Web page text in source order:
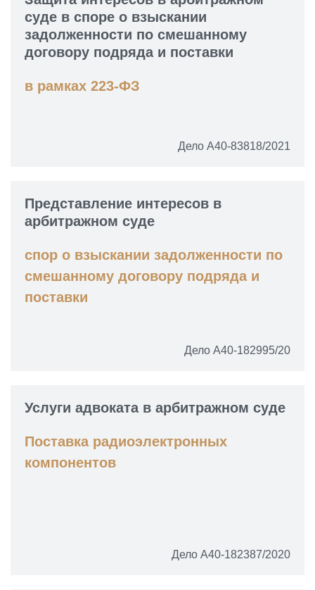
суде в споре о взыскании
задолженности по смешанному
договору подряда и поставки
в рамках 223-ФЗ
Дело А40-83818/2021
Представление интересов в
арбитражном суде
спор о взыскании задолженности по
смешанному договору подряда и
поставки
Дело А40-182995/20
Услуги адвоката в арбитражном суде
Поставка радиоэлектронных
компонентов
Дело А40-182387/2020